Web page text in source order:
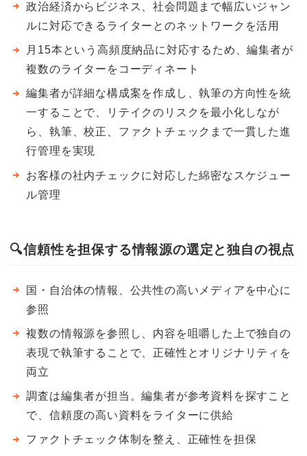
政治経済からビジネス、社会問題まで幅広いジャン
ルに対応できるライターとのネットワークを活用
月15本という高頻度納品に対応するため、編集者が
複数のライターをコーディネート
編集者が詳細な構成案を作成し、執筆の方向性を統
一することで、リテイクのリスクを最小化しなが
ら、執筆、校正、ファクトチェックまで一貫した進
行管理を実現
お客様の社内チェックに対応した綿密なスケジュー
ル管理
🔍信頼性を担保する情報源の選定と独自の視点
国・自治体の情報、公共性の高いメディアを中心に
参照
複数の情報源を参照し、内容を咀嚼した上で独自の
表現で執筆することで、正確性とオリジナリティを
両立
調査は編集者が担当。編集者が参考資料を探すこと
で、信頼度の高い資料をライターに供給
ファクトチェック体制を整え、正確性を担保